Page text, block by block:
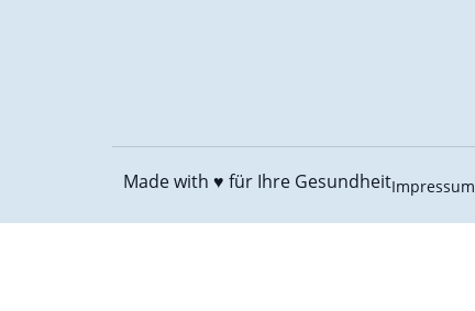
Made with ♥️ für Ihre GesundheitImpressum